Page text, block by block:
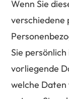
Wenn Sie
verschiedene
Sie
vorliegende
welche